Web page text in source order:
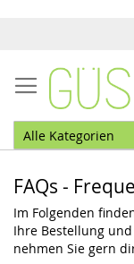
FAQs -
Im Folgenden
Ihre Bestellung
nehmen Sie gern